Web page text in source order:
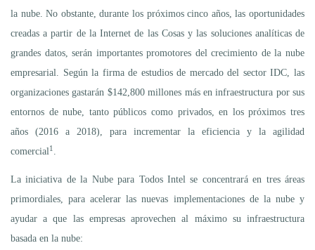
la nube. No obstante, durante los próximos cinco años, las oportunidades
creadas a partir de la Internet de las Cosas y las soluciones analíticas de
grandes datos, serán importantes promotores del crecimiento de la nube
empresarial. Según la firma de estudios de mercado del sector IDC, las
organizaciones gastarán $142,800 millones más en infraestructura por sus
entornos de nube, tanto públicos como privados, en los próximos tres
años (2016 a 2018), para incrementar la eficiencia y la agilidad
comercial 1
La iniciativa de la Nube para Todos Intel se concentrará en tres áreas
primordiales, para acelerar las nuevas implementaciones de la nube y
ayudar a que las empresas aprovechen al máximo su infraestructura
basada en la nube: